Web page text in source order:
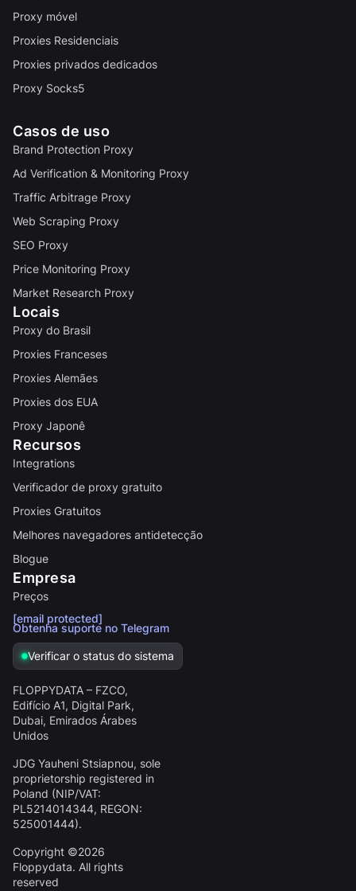
Proxy móvel
Proxies Residenciais
Proxies privados dedicados
Proxy Socks5
Casos de uso
Brand Protection Proxy
Ad Verification & Monitoring Proxy
Traffic Arbitrage Proxy
Web Scraping Proxy
SEO Proxy
Price Monitoring Proxy
Market Research Proxy
Locais
Proxy do Brasil
Proxies Franceses
Proxies Alemães
Proxies dos EUA
Proxy Japonê
Recursos
Integrations
Verificador de proxy gratuito
Proxies Gratuitos
Melhores navegadores antidetecção
Blogue
Empresa
Preços
[email protected]
Obtenha suporte no Telegram
Verificar o status do sistema
FLOPPYDATA – FZCO,
Edifício A1, Digital Park,
Dubai, Emirados Árabes
Unidos
JDG Yauheni Stsiapnou, sole
proprietorship registered in
Poland (NIP/VAT:
PL5214014344, REGON:
525001444).
Copyright ©2026
Floppydata. All rights
reserved